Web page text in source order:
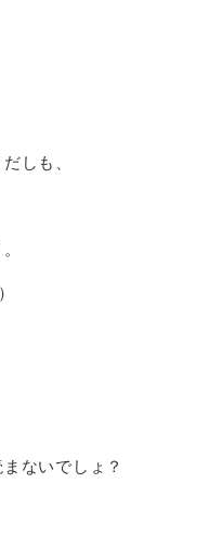
しも、
ないでしょ？